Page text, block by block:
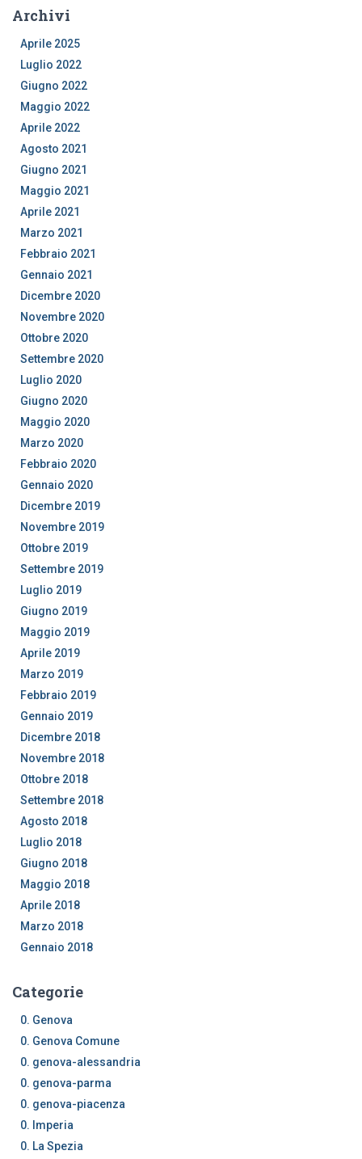
Archivi
Aprile 2025
Luglio 2022
Giugno 2022
Maggio 2022
Aprile 2022
Agosto 2021
Giugno 2021
Maggio 2021
Aprile 2021
Marzo 2021
Febbraio 2021
Gennaio 2021
Dicembre 2020
Novembre 2020
Ottobre 2020
Settembre 2020
Luglio 2020
Giugno 2020
Maggio 2020
Marzo 2020
Febbraio 2020
Gennaio 2020
Dicembre 2019
Novembre 2019
Ottobre 2019
Settembre 2019
Luglio 2019
Giugno 2019
Maggio 2019
Aprile 2019
Marzo 2019
Febbraio 2019
Gennaio 2019
Dicembre 2018
Novembre 2018
Ottobre 2018
Settembre 2018
Agosto 2018
Luglio 2018
Giugno 2018
Maggio 2018
Aprile 2018
Marzo 2018
Gennaio 2018
Categorie
0. Genova
0. Genova Comune
0. genova-alessandria
0. genova-parma
0. genova-piacenza
0. Imperia
0. La Spezia